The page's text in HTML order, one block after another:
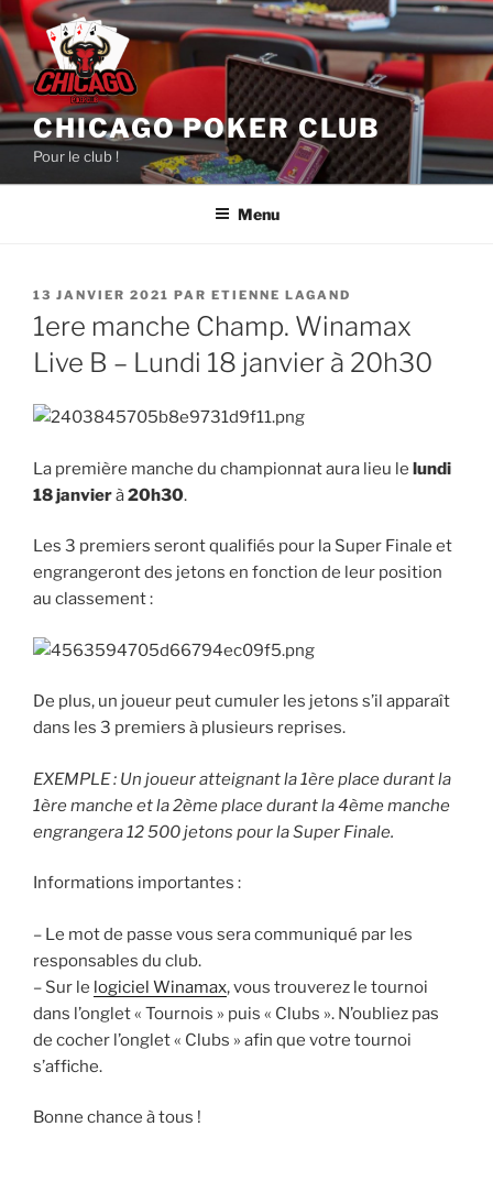
Aller
au
contenu
principal
CHICAGO POKER CLUB
Pour le club !
Menu
PUBLIÉ
LE
13 JANVIER 2021 PAR ETIENNE LAGAND
1ere manche Champ. Winamax
Live B – Lundi 18 janvier à 20h30
La première manche du championnat aura lieu le lundi
18 janvierà20h30.
Les 3 premiers seront qualifiés pour la Super Finale et
engrangeront des jetons en fonction de leur position
au classement :
De plus, un joueur peut cumuler les jetons s’il apparaît
dans les 3 premiers à plusieurs reprises.
EXEMPLE : Un joueur atteignant la 1ère place durant la
1ère manche et la 2ème place durant la 4ème manche
engrangera 12 500 jetons pour la Super Finale.
Informations importantes :
– Le mot de passe vous sera communiqué par les
responsables du club.
– Sur le logiciel Winamax, vous trouverez le tournoi
dans l’onglet « Tournois » puis « Clubs ». N’oubliez pas
de cocher l’onglet « Clubs » afin que votre tournoi
s’affiche.
Bonne chance à tous !